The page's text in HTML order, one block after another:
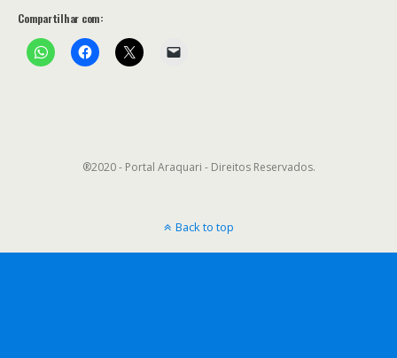
Compartilhar com:
®2020 - Portal Araquari - Direitos Reservados.
Back to top